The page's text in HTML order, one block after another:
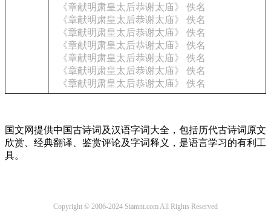
《章献明肃皇太后恭谢太庙》 佚名
《章献明肃皇太后恭谢太庙》 佚名
《章献明肃皇太后恭谢太庙》 佚名
《章献明肃皇太后恭谢太庙》 佚名
《章献明肃皇太后恭谢太庙》 佚名
《章献明肃皇太后恭谢太庙》 佚名
《章献明肃皇太后恭谢太庙》 佚名
国文网提供中国古诗词及汉语字词大全，包括历代古诗词原文
欣赏、经典翻译、鉴赏评论及字词释义，是语言学习的有利工
具。
Copyright © 2006-2024 Siamnt.com All Rights Reserved